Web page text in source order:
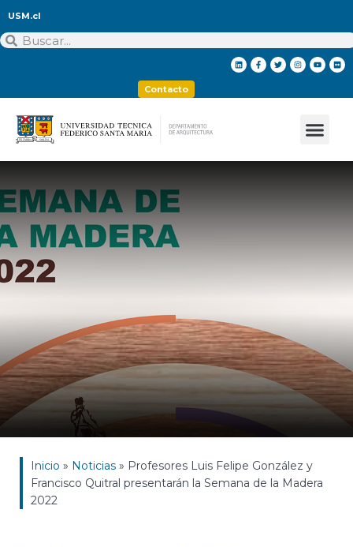
USM.cl
Contacto
Inicio » Noticias » Profesores Luis Felipe González y
Francisco Quitral presentarán la Semana de la Madera
2022